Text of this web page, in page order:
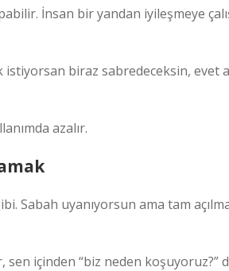
İnsan bir yandan iyileşmeye
istiyorsan biraz sabredeceksin, evet
azalır.
uyanıyorsun ama tam
sen içinden “biz neden koşuyoruz?”